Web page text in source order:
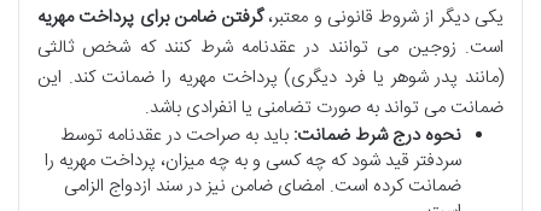
یکی دیگر از شروط قانونی و معتبر،گرفتن ضامن برای پرداخت مهریه
است. زوجین می توانند در عقدنامه شرط کنند که شخص ثالثی
(مانند پدر شوهر یا فرد دیگری) پرداخت مهریه را ضمانت کند. این
ضمانت می تواند به صورت تضامنی یا انفرادی باشد.
نحوه درج شرط ضمانت: باید به صراحت در عقدنامه توسط
سردفتر قید شود که چه کسی و به چه میزان، پرداخت مهریه را
ضمانت کرده است. امضای ضامن نیز در سند ازدواج الزامی